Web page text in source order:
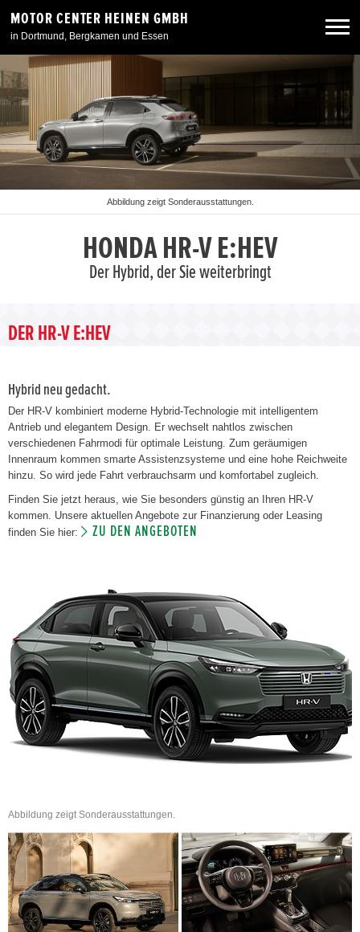
MOTOR CENTER HEINEN GMBH
in Dortmund, Bergkamen und Essen
Neuwagen
Gebrauchtwagen
Abbildung zeigt Sonderausstattungen.
HONDA HR-V E:HEV
Der Hybrid, der Sie weiterbringt
DER HR-V E:HEV
Hybrid neu gedacht.
Der HR-V kombiniert moderne Hybrid-Technologie mit intelligentem
Antrieb und elegantem Design. Er wechselt nahtlos zwischen
verschiedenen Fahrmodi für optimale Leistung. Zum geräumigen
Innenraum kommen smarte Assistenzsysteme und eine hohe Reichweite
hinzu. So wird jede Fahrt verbrauchsarm und komfortabel zugleich.
Finden Sie jetzt heraus, wie Sie besonders günstig an Ihren HR-V
kommen. Unsere aktuellen Angebote zur Finanzierung oder Leasing
finden Sie hier:
ZU DEN ANGEBOTEN
Abbildung zeigt Sonderausstattungen.